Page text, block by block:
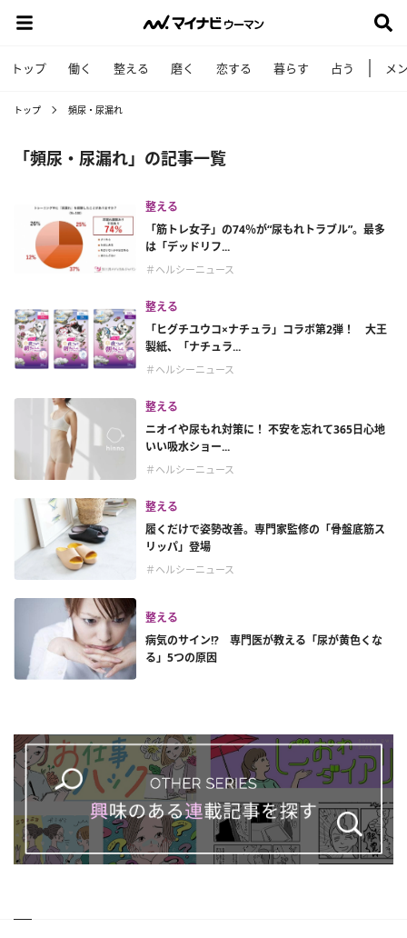
トップ 働く 整える 磨く 恋する 暮らす 占う メ
トップ 頻尿・尿漏れ
「頻尿・尿漏れ」の記事一覧
整える
「筋トレ女子」の74％が“尿もれトラブル”。最多
は「デッドリフ...
＃ヘルシーニュース
整える
「ヒグチユウコ×ナチュラ」コラボ第2弾！ 大王
製紙、「ナチュラ...
＃ヘルシーニュース
整える
ニオイや尿もれ対策に！ 不安を忘れて365日心地
いい吸水ショー...
＃ヘルシーニュース
整える
履くだけで姿勢改善。専門家監修の「骨盤底筋ス
リッパ」登場
＃ヘルシーニュース
整える
病気のサイン!? 専門医が教える「尿が黄色くな
る」5つの原因